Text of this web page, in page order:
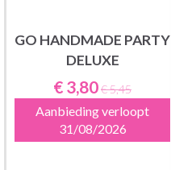
GO HANDMADE PARTY
DELUXE
€ 3,80€ 5,45
Aanbieding verloopt
31/08/2026